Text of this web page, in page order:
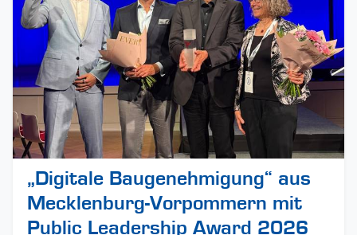
„Digitale Baugenehmigung“ aus
Mecklenburg-Vorpommern mit
Public Leadership Award 2026